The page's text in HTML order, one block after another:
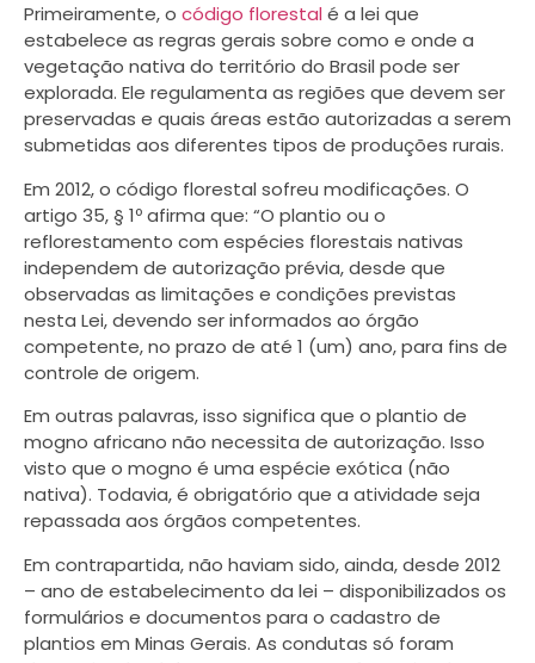
Primeiramente, o código florestal é a lei que
estabelece as regras gerais sobre como e onde a
vegetação nativa do território do Brasil pode ser
explorada. Ele regulamenta as regiões que devem ser
preservadas e quais áreas estão autorizadas a serem
submetidas aos diferentes tipos de produções rurais.
Em 2012, o código florestal sofreu modificações. O
artigo 35, § 1º afirma que: “O plantio ou o
reflorestamento com espécies florestais nativas
independem de autorização prévia, desde que
observadas as limitações e condições previstas
nesta Lei, devendo ser informados ao órgão
competente, no prazo de até 1 (um) ano, para fins de
controle de origem.
Em outras palavras, isso significa que o plantio de
mogno africano não necessita de autorização. Isso
visto que o mogno é uma espécie exótica (não
nativa). Todavia, é obrigatório que a atividade seja
repassada aos órgãos competentes.
Em contrapartida, não haviam sido, ainda, desde 2012
– ano de estabelecimento da lei – disponibilizados os
formulários e documentos para o cadastro de
plantios em Minas Gerais. As condutas só foram